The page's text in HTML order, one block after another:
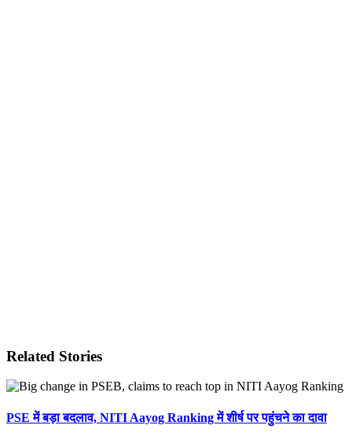
Related Stories
PSE में बड़ा बदलाव, NITI Aayog Ranking में शीर्ष पर पहुंचने का दावा